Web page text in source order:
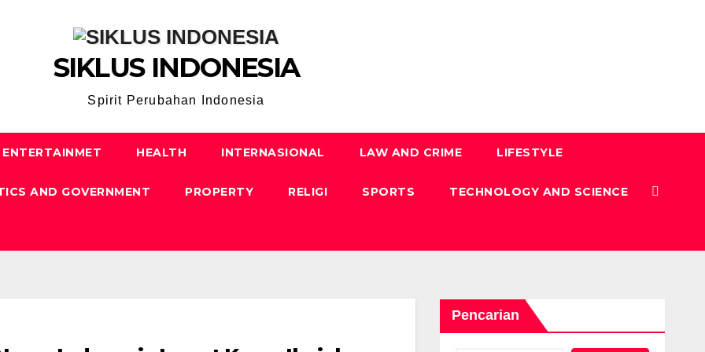
SIKLUS INDONESIA
Spirit Perubahan Indonesia
ENTERTAINMET HEALTH INTERNASIONAL LAW AND CRIME LIFESTYLE
AND GOVERNMENT PROPERTY RELIGI SPORTS TECHNOLOGY AND SCIENCE
Pencarian